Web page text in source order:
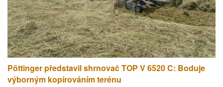
Pöttinger představil shrnovač TOP V 6520 C: Boduje
výborným kopírováním terénu